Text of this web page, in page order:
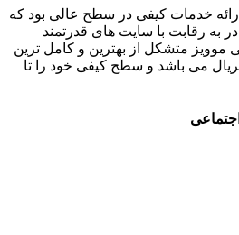
خدمات کیفی در سطح عالی بود که
به رقابت با سایت های قدرتمند
موویز متشکل از بهترین و کامل ترین
می باشد و سطح کیفی خود را تا